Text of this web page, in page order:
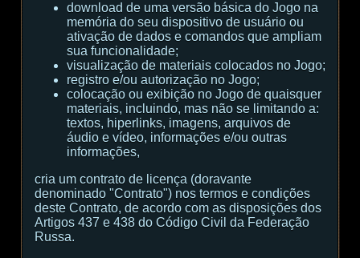
download de uma versão básica do Jogo na
memória do seu dispositivo de usuário ou
ativação de dados e comandos que ampliam
sua funcionalidade;
visualização de materiais colocados no Jogo;
registro e/ou autorização no Jogo;
colocação ou exibição no Jogo de quaisquer
materiais, incluindo, mas não se limitando a:
textos, hiperlinks, imagens, arquivos de
áudio e vídeo, informações e/ou outras
informações,
cria um contrato de licença (doravante
denominado "Contrato") nos termos e condições
deste Contrato, de acordo com as disposições dos
Artigos 437 e 438 do Código Civil da Federação
Russa.